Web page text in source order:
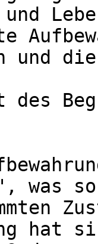
und
des
was
hat